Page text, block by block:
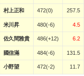
村上正和 472(0) 257.5
米川昇 480(-6) 4.5
佐久間雅貴 486(+12) 6.2
國信滿 484(-6) 131.5
小野望 472(-2) 11.7